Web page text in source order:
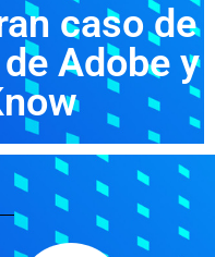
caso de
Adobe y